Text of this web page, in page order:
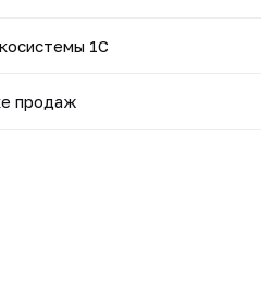
1С
продаж